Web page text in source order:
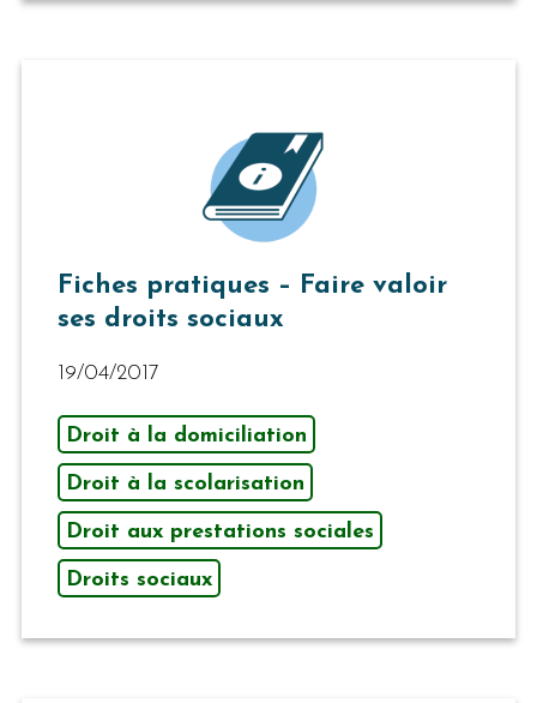
Fiches pratiques – Faire valoir
ses droits sociaux
19/04/2017
Droit à la domiciliation
Droit à la scolarisation
Droit aux prestations sociales
Droits sociaux